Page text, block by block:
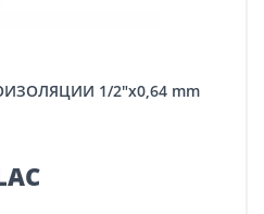
1/2"x0,64 mm